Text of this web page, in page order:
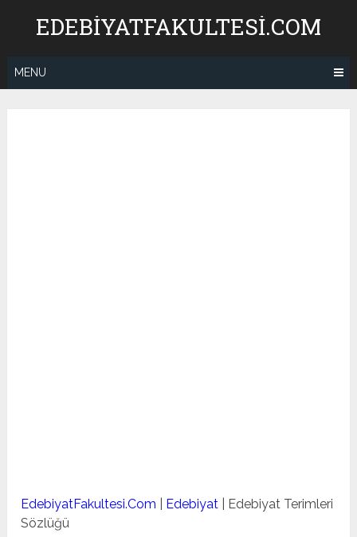
EDEBIYATFAKULTESI.COM
MENU
EdebiyatFakultesi.Com Edebiyat
Edebiyat Terimleri
Sözlüğü